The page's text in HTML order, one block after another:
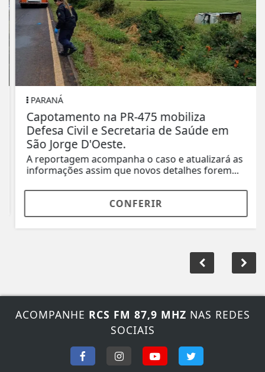
PARANÁ
Capotamento na PR-475 mobiliza
Defesa Civil e Secretaria de Saúde em
São Jorge D'Oeste.
A reportagem acompanha o caso e atualizará as
informações assim que novos detalhes forem...
CONFERIR
ACOMPANHE RCS FM 87,9 MHZ NAS REDES
SOCIAIS